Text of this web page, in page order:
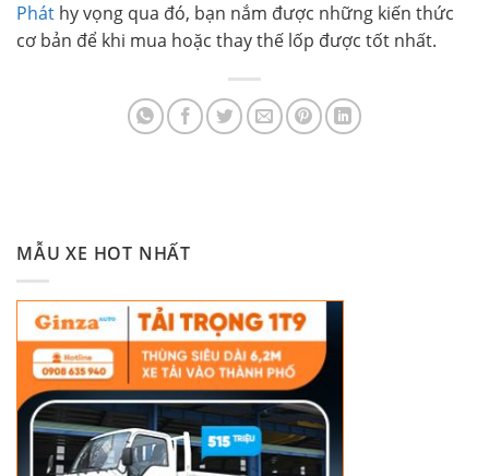
Phát hy vọng qua đó, bạn nắm được những kiến thức
cơ bản để khi mua hoặc thay thế lốp được tốt nhất.
MẪU XE HOT NHẤT